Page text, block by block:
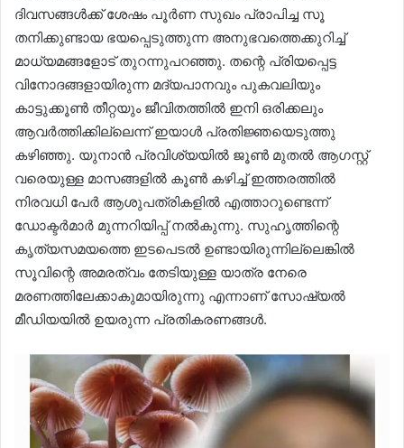
ദിവസങ്ങൾക്ക് ശേഷം പൂർണ സുഖം പ്രാപിച്ച സൂ
തനിക്കുണ്ടായ ഭയപ്പെടുത്തുന്ന അനുഭവത്തെക്കുറിച്ച്
മാധ്യമങ്ങളോട് തുറന്നുപറഞ്ഞു. തന്റെ പ്രിയപ്പെട്ട
വിനോദങ്ങളായിരുന്ന മദ്യപാനവും പുകവലിയും
കാട്ടുക്കൂൺ തീറ്റയും ജീവിതത്തിൽ ഇനി ഒരിക്കലും
ആവർത്തിക്കില്ലെന്ന് ഇയാൾ പ്രതിജ്ഞയെടുത്തു
കഴിഞ്ഞു. യുനാൻ പ്രവിശ്യയിൽ ജൂൺ മുതൽ ആഗസ്റ്റ്
വരെയുള്ള മാസങ്ങളിൽ കൂൺ കഴിച്ച് ഇത്തരത്തിൽ
നിരവധി പേർ ആശുപത്രികളിൽ എത്താറുണ്ടെന്ന്
ഡോക്ടർമാർ മുന്നറിയിപ്പ് നൽകുന്നു. സുഹൃത്തിന്റെ
കൃത്യസമയത്തെ ഇടപെടൽ ഉണ്ടായിരുന്നില്ലെങ്കിൽ
സൂവിന്റെ അമരത്വം തേടിയുള്ള യാത്ര നേരെ
മരണത്തിലേക്കാകുമായിരുന്നു എന്നാണ് സോഷ്യൽ
മീഡിയയിൽ ഉയരുന്ന പ്രതികരണങ്ങൾ.